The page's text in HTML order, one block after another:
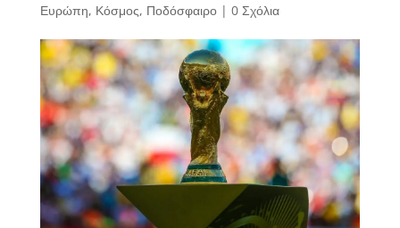
Ευρώπη, Κόσμος, Ποδόσφαιρο| 0 Σχόλια